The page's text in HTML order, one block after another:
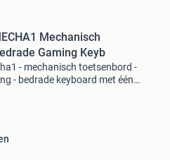
Mechanisch
Gaming Keyb
- mechanisch toetsenbord -
- bedrade keyboard met één